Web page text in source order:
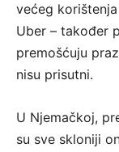
većeg
Uber – također
premošćuju
nisu prisutni.
U Njemačkoj,
su sve skloniji